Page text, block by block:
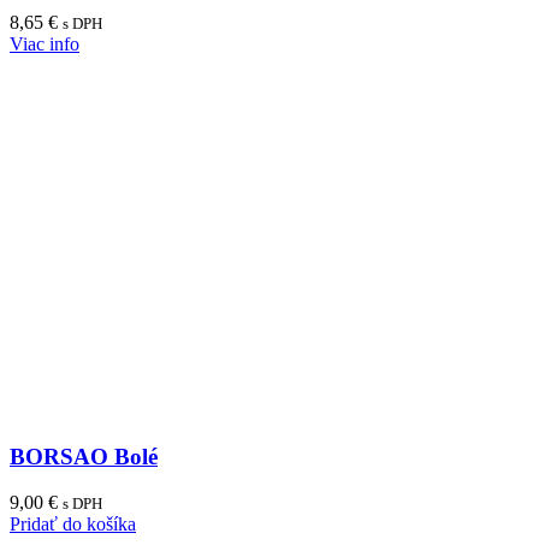
8,65 € s DPH
Viac info
BORSAO Bolé
9,00 € s DPH
Pridať do košíka